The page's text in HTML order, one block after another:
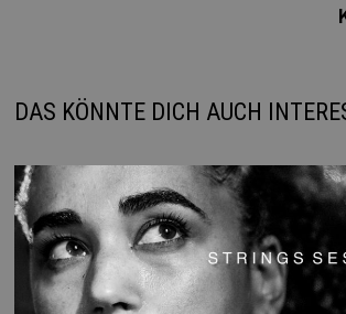
DAS KÖNNTE DICH AUCH